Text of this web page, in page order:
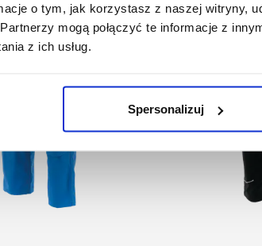
o tym, jak korzystasz z naszej witryny,
mogą połączyć te informacje z
z ich usług.
Spersonalizuj